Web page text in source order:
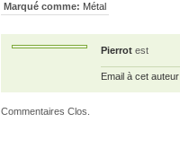
Marqué comme: Métal
Pierrot est
Email à cet auteur
Commentaires Clos.